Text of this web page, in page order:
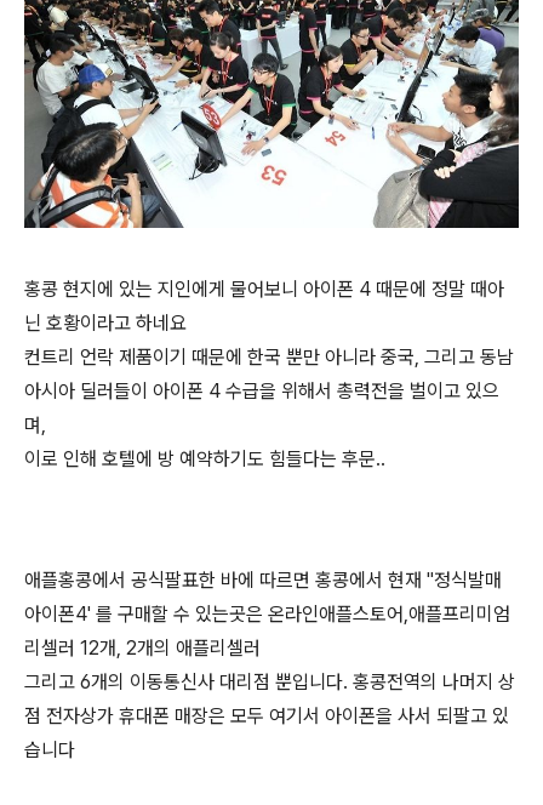
홍콩 현지에 있는 지인에게 물어보니 아이폰 4 때문에 정말 때아
닌 호황이라고 하네요
컨트리 언락 제품이기 때문에 한국 뿐만 아니라 중국, 그리고 동남
아시아 딜러들이 아이폰 4 수급을 위해서 총력전을 벌이고 있으
며,
이로 인해 호텔에 방 예약하기도 힘들다는 후문..
애플홍콩에서 공식팔표한 바에 따르면 홍콩에서 현재 "정식발매
아이폰4' 를 구매할 수 있는곳은 온라인애플스토어,애플프리미엄
리셀러 12개, 2개의 애플리셀러
그리고 6개의 이동통신사 대리점 뿐입니다. 홍콩전역의 나머지 상
점 전자상가 휴대폰 매장은 모두 여기서 아이폰을 사서 되팔고 있
습니다